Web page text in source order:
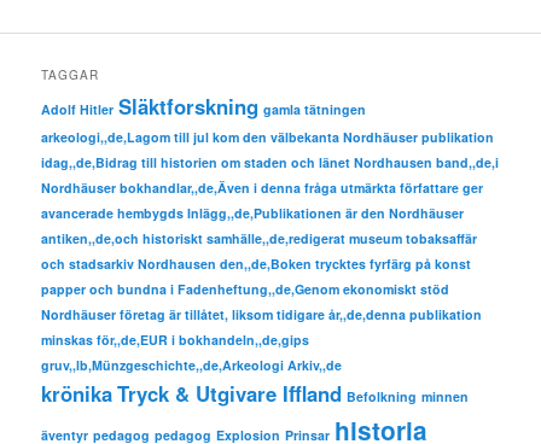
TAGGAR
Adolf Hitler Släktforskning gamla tätningen
arkeologi,,de,Lagom till jul kom den välbekanta Nordhäuser publikation
idag,,de,Bidrag till historien om staden och länet Nordhausen band,,de,i
Nordhäuser bokhandlar,,de,Även i denna fråga utmärkta författare ger
avancerade hembygds Inlägg,,de,Publikationen är den Nordhäuser
antiken,,de,och historiskt samhälle,,de,redigerat museum tobaksaffär
och stadsarkiv Nordhausen den,,de,Boken trycktes fyrfärg på konst
papper och bundna i Fadenheftung,,de,Genom ekonomiskt stöd
Nordhäuser företag är tillåtet, liksom tidigare år,,de,denna publikation
minskas för,,de,EUR i bokhandeln,,de,gips
gruv,,lb,Münzgeschichte,,de,Arkeologi Arkiv,,de
krönikaTryck & Utgivare Iffland Befolkning minnen
äventyr pedagog pedagog Explosion Prinsar historia